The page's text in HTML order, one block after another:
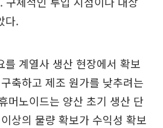
다.
를 계열사 생산 현장에서 확보
축하고 제조 원가를 낮추려는
머노이드는 양산 초기 생산 단
상의 물량 확보가 수익성 확보